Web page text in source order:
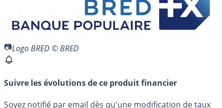
Logo BRED © BRED
Suivre les évolutions de ce produit financier
Soyez notifié par email dès qu'une modification de taux